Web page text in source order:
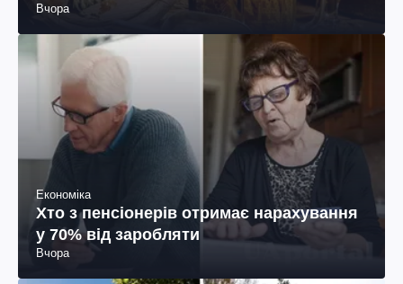
Вчора
Економіка
Хто з пенсіонерів отримає нарахування
у 70% від заробляти
Вчора